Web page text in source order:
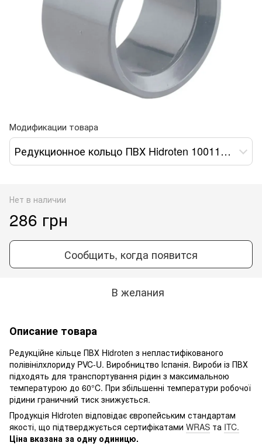
Модификации товара
Редукционное кольцо ПВХ Hidroten 1001189, d90-50 мм
Нет в наличии
286 грн
Сообщить, когда появится
В желания
Описание товара
Редукційне кільце ПВХ Hidroten з непластифікованого
полівінілхлориду PVC-U. Виробництво Іспанія. Вироби із ПВХ
підходять для транспортування рідин з максимальною
температурою до 60°C. При збільшенні температури робочої
рідини граничний тиск знижується.
Продукція Hidroten відповідає європейським стандартам
якості, що підтверджується сертифікатами WRAS та ITC.
Ціна вказана за одну одиницю.